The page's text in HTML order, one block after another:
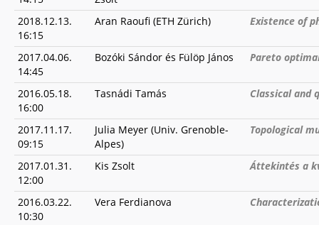
2018.12.13.
16:15
Aran Raoufi (ETH Zürich) Existence of
2017.04.06.
14:45
Bozóki Sándor és Fülöp János Pareto
2016.05.18.
16:00
Tasnádi Tamás Classical and
2017.11.17.
09:15
Julia Meyer (Univ. Grenoble-
Alpes)
Topological
2017.01.31.
12:00
Kis Zsolt Áttekintés a
2016.03.22.
10:30
Vera Ferdianova